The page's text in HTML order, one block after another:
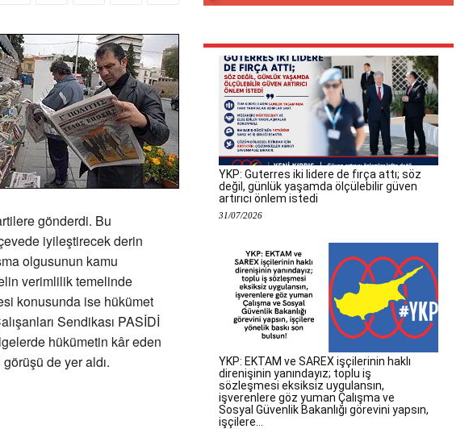
gönderdi. Bu
iyileştirecek derin
olgusunun kamu
verimlilik temelinde
konusunda ise hükümet
Sendikası PASİDİ
hükümetin kâr eden
de yer aldı.
YKP: Guterres iki lidere de fırça attı; söz
değil, günlük yaşamda ölçülebilir güven
artırıcı önlem istedi
31/07/2026
YKP: EKTAM ve SAREX işçilerinin haklı
direnişinin yanındayız; toplu iş
sözleşmesi eksiksiz uygulansın,
işverenlere göz yuman Çalışma ve
Sosyal Güvenlik Bakanlığı görevini yapsın,
işçilere...